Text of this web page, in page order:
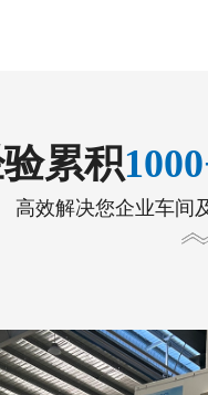
累积
高效解决您企业车间